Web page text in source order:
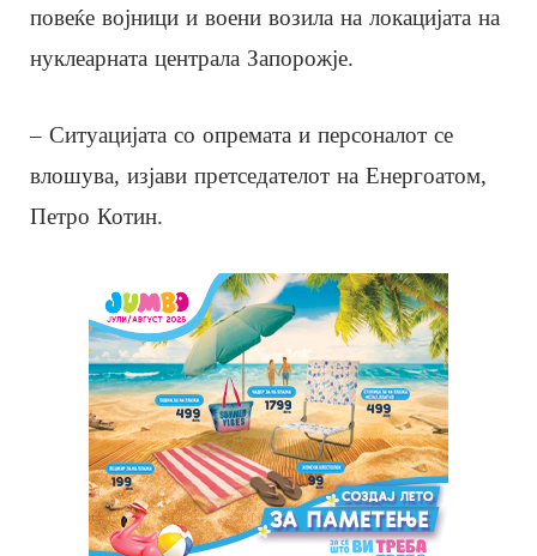
повеќе војници и воени возила на локацијата на
нуклеарната централа Запорожје.
– Ситуацијата со опремата и персоналот се
влошува, изјави претседателот на Енергоатом,
Петро Котин.